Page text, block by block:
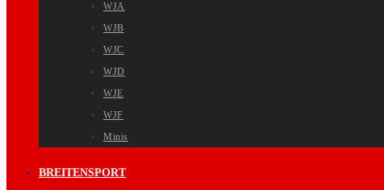
WJA
WJB
WJC
WJD
WJE
WJF
Minis
BREITENSPORT